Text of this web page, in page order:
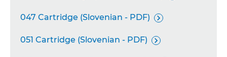
047 Cartridge (Slovenian - PDF) 
051 Cartridge (Slovenian - PDF) 